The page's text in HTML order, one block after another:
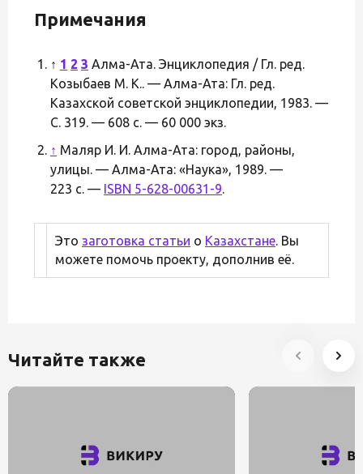
Примечания
↑ 1 2 3 Алма-Ата. Энциклопедия / Гл. ред.
Козыбаев М. К.. — Алма-Ата: Гл. ред.
Казахской советской энциклопедии, 1983. —
С. 319. — 608 с. — 60 000 экз.
↑ Маляр И. И. Алма-Ата: город, районы,
улицы. — Алма-Ата: «Наука», 1989. —
223 с. — ISBN 5-628-00631-9.
Это заготовка статьи о Казахстане. Вы
можете помочь проекту, дополнив её.
Читайте также